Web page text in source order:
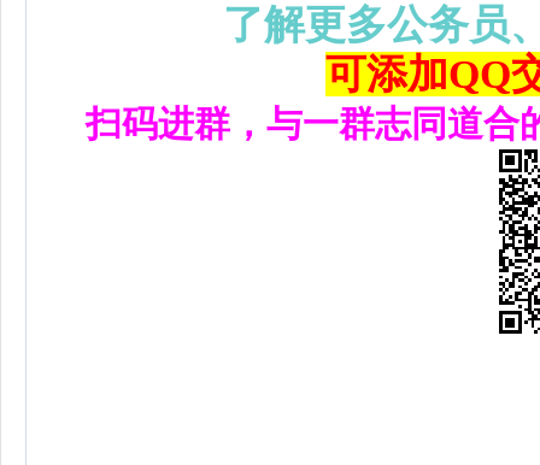
了解更多公务员
可添加QQ
扫码进群，与一群志同道合